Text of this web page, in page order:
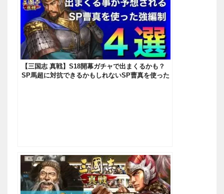
【三国志 真戦】S18開幕ガチャで出まくるかも？
SP馬超に対抗できるかもしれないSP曹真を使った